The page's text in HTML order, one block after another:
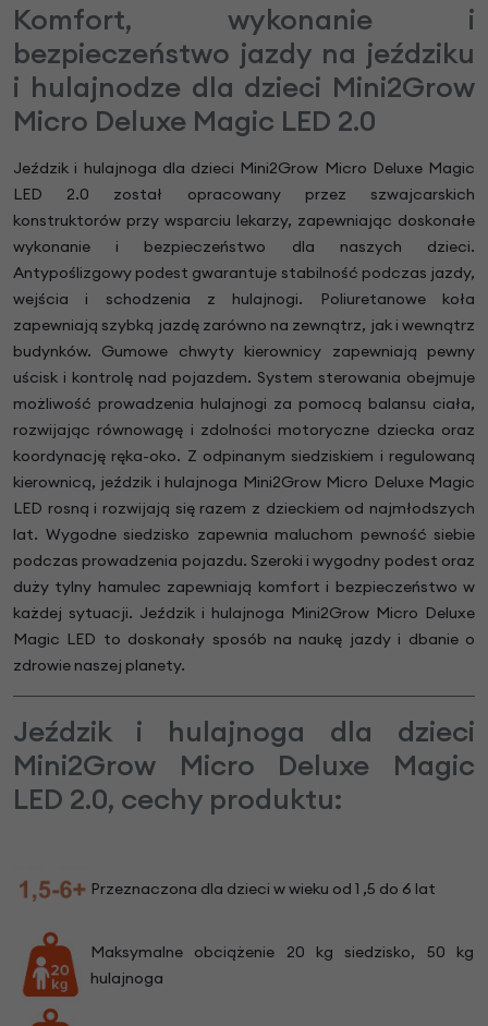
Komfort, wykonanie i
bezpieczeństwo jazdy na jeździku
i hulajnodze dla dzieci Mini2Grow
Micro Deluxe Magic LED 2.0
Jeździk i hulajnoga dla dzieci Mini2Grow Micro Deluxe Magic
LED 2.0 został opracowany przez szwajcarskich
konstruktorów przy wsparciu lekarzy, zapewniając doskonałe
wykonanie i bezpieczeństwo dla naszych dzieci.
Antypoślizgowy podest gwarantuje stabilność podczas jazdy,
wejścia i schodzenia z hulajnogi. Poliuretanowe koła
zapewniają szybką jazdę zarówno na zewnątrz, jak i wewnątrz
budynków. Gumowe chwyty kierownicy zapewniają pewny
uścisk i kontrolę nad pojazdem. System sterowania obejmuje
możliwość prowadzenia hulajnogi za pomocą balansu ciała,
rozwijając równowagę i zdolności motoryczne dziecka oraz
koordynację ręka-oko. Z odpinanym siedziskiem i regulowaną
kierownicą, jeździk i hulajnoga Mini2Grow Micro Deluxe Magic
LED rosną i rozwijają się razem z dzieckiem od najmłodszych
lat. Wygodne siedzisko zapewnia maluchom pewność siebie
podczas prowadzenia pojazdu. Szeroki i wygodny podest oraz
duży tylny hamulec zapewniają komfort i bezpieczeństwo w
każdej sytuacji. Jeździk i hulajnoga Mini2Grow Micro Deluxe
Magic LED to doskonały sposób na naukę jazdy i dbanie o
zdrowie naszej planety.
Jeździk i hulajnoga dla dzieci
Mini2Grow Micro Deluxe Magic
LED 2.0, cechy produktu:
Przeznaczona dla dzieci w wieku od 1 ,5 do 6 lat
Maksymalne obciążenie 20 kg siedzisko, 50 kg
hulajnoga